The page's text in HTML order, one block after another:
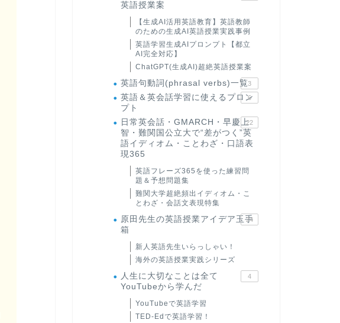
英語授業案
【生成AI活用英語教育】英語教師
のための生成AI英語授業実践事例
英語学習生成AIプロンプト【都立
AI完全対応】
ChatGPT(生成AI)超絶英語授業案
英語句動詞(phrasal verbs)一覧3
英語＆英会話学習に使えるプロン
プト
6
日常英会話・GMARCH・早慶上
智・難関国公立大で“差がつく”英
語イディオム・ことわざ・口語表
現365
22
英語フレーズ365を使った練習問
題＆予想問題集
難関大学超絶頻出イディオム・こ
とわざ・会話文表現特集
原田先生の英語授業アイデア玉手
箱
24
新人英語先生いらっしゃい！
海外の英語授業実践シリーズ
人生に大切なことは全て
YouTubeから学んだ
4
YouTubeで英語学習
TED-Edで英語学習！